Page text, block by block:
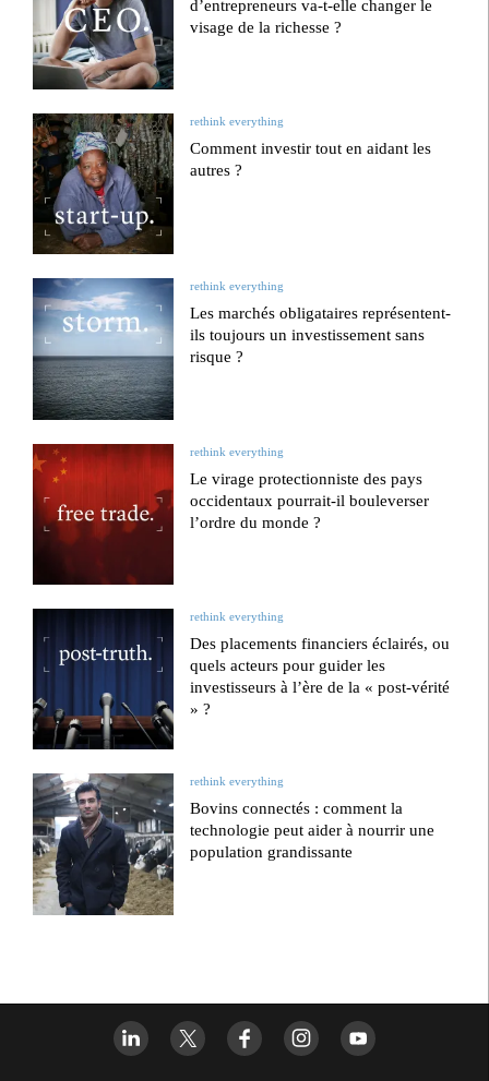
d’entrepreneurs va-t-elle changer le
visage de la richesse ?
rethink everything
Comment investir tout en aidant les
autres ?
rethink everything
Les marchés obligataires représentent-
ils toujours un investissement sans
risque ?
rethink everything
Le virage protectionniste des pays
occidentaux pourrait-il bouleverser
l’ordre du monde ?
rethink everything
Des placements financiers éclairés, ou
quels acteurs pour guider les
investisseurs à l’ère de la « post-vérité
» ?
rethink everything
Bovins connectés : comment la
technologie peut aider à nourrir une
population grandissante